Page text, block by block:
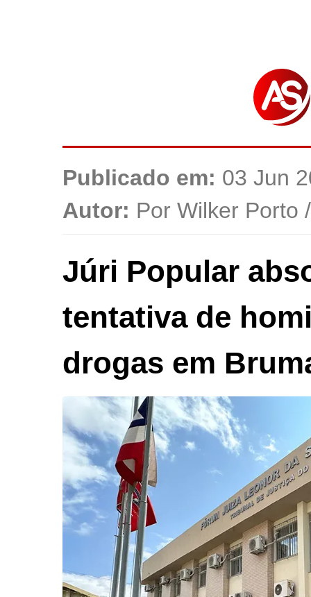
Publicado em: 03 Jun
Autor: Por Wilker Porto
Júri Popular
tentativa de
drogas em